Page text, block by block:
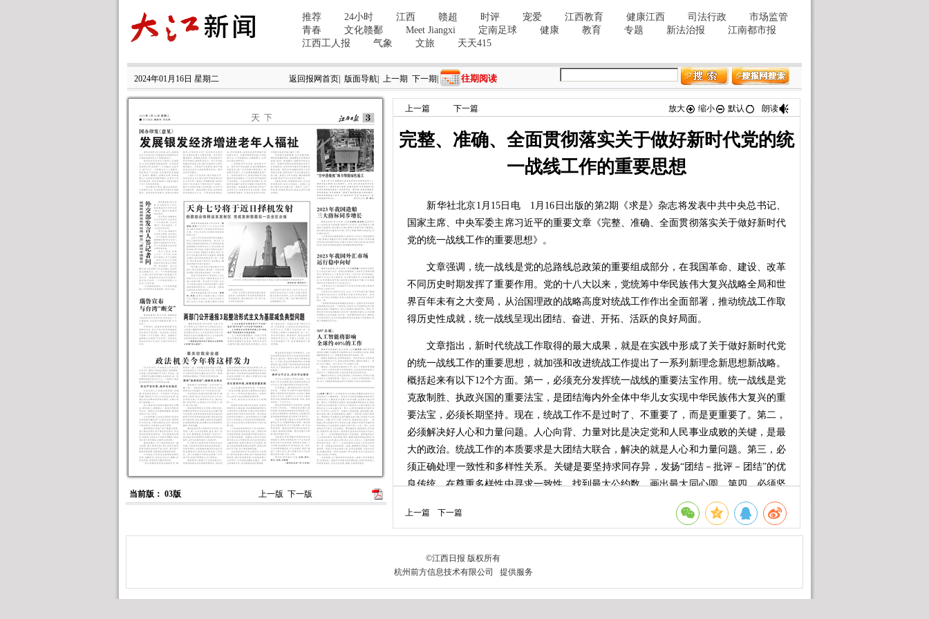
2024年01月16日 星期二 返回报网首页 版面导航 上一期 下一期 往期阅读
当前版： 03版 上一版 下一版
上一篇 下一篇 放大 缩小 默认 朗读
完整、准确、全面贯彻落实关于做好新时代党的统
一战线工作的重要思想
新华社北京1月15日电 1月16日出版的第2期《求是》杂志将发表中共中央总书记、
国家主席、中央军委主席习近平的重要文章《完整、准确、全面贯彻落实关于做好新时代
党的统一战线工作的重要思想》。
文章强调，统一战线是党的总路线总政策的重要组成部分，在我国革命、建设、改革
不同历史时期发挥了重要作用。党的十八大以来，党统筹中华民族伟大复兴战略全局和世
界百年未有之大变局，从治国理政的战略高度对统战工作作出全面部署，推动统战工作取
得历史性成就，统一战线呈现出团结、奋进、开拓、活跃的良好局面。
文章指出，新时代统战工作取得的最大成果，就是在实践中形成了关于做好新时代党
的统一战线工作的重要思想，就加强和改进统战工作提出了一系列新理念新思想新战略。
概括起来有以下12个方面。第一，必须充分发挥统一战线的重要法宝作用。统一战线是党
克敌制胜、执政兴国的重要法宝，是团结海内外全体中华儿女实现中华民族伟大复兴的重
要法宝，必须长期坚持。现在，统战工作不是过时了、不重要了，而是更重要了。第二，
必须解决好人心和力量问题。人心向背、力量对比是决定党和人民事业成败的关键，是最
大的政治。统战工作的本质要求是大团结大联合，解决的就是人心和力量问题。第三，必
须正确处理一致性和多样性关系。关键是要坚持求同存异，发扬“团结－批评－团结”的优
良传统，在尊重多样性中寻求一致性，找到最大公约数、画出最大同心圆。第四，必须坚
持好发展好完善好中国新型政党制度。统一战线必须坚持中国共产党领导，同时推动多党
合作展现新气象、思想共识取得新提高、履职尽责展现新作为。第五，必须以铸牢中华民
族共同体意识为党的民族工作主线。中华民族共同体意识是民族团结之本。要坚定不移走
中国特色解决民族问题的正确道路，推动各民族坚定对伟大祖国、中华民族、中华文化、
中国共产党、中国特色社会主义的高度认同，引导各族群众牢固树立休戚与共、荣辱与
共、生死与共、命运与共的共同体理念。第六，必须坚持我国宗教中国化方向。全面贯彻
上一篇 下一篇